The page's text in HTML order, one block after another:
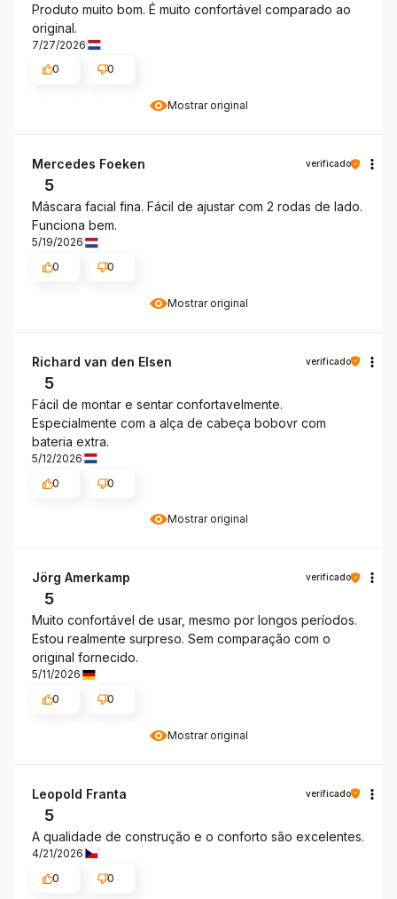
Mostrar original
Produto muito bom. É muito confortável comparado ao
original.
7/27/2026
0
0
Mostrar original
Mercedes Foeken verificado
5
Máscara facial fina. Fácil de ajustar com 2 rodas de lado.
Funciona bem.
5/19/2026
0
0
Mostrar original
Richard van den Elsen verificado
5
Fácil de montar e sentar confortavelmente.
Especialmente com a alça de cabeça bobovr com
bateria extra.
5/12/2026
0
0
Mostrar original
Jörg Amerkamp verificado
5
Muito confortável de usar, mesmo por longos períodos.
Estou realmente surpreso. Sem comparação com o
original fornecido.
5/11/2026
0
0
Leopold Franta verificado
5
A qualidade de construção e o conforto são excelentes.
4/21/2026
0
0